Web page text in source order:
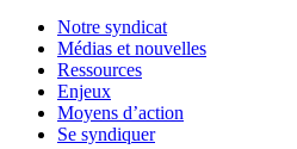
Notre syndicat
Médias et nouvelles
Ressources
Enjeux
Moyens d’action
Se syndiquer